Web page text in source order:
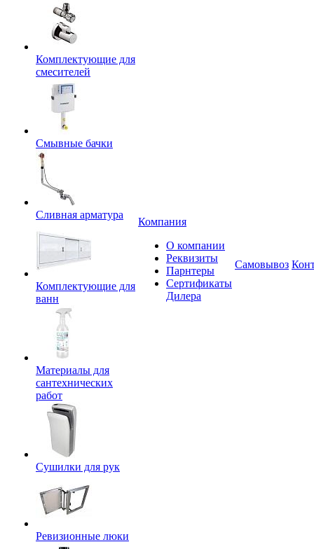
Комплектующие для
смесителей
Смывные бачки
Сливная арматура
Комплектующие для
ванн
Материалы для
сантехнических
работ
Сушилки для рук
Ревизионные люки
Компания
О компании
Реквизиты
Парнтеры
Сертификаты
Дилера
Самовывоз